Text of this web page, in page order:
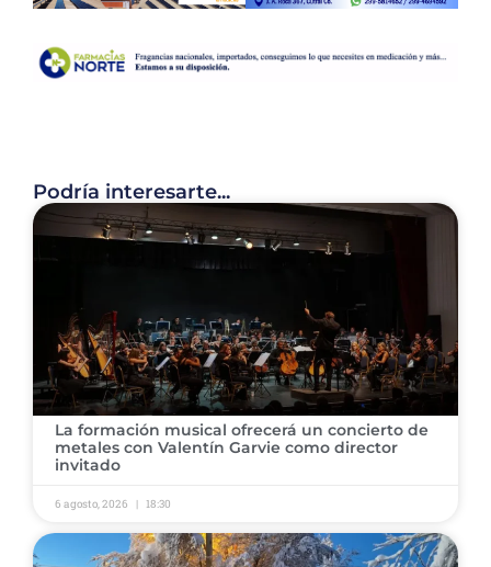
Podría interesarte...
​La formación musical ofrecerá un concierto de
metales con Valentín Garvie como director
invitado ​
6 agosto, 2026 18:30